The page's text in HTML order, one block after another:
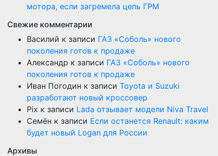
мотора, если загремела цепь ГРМ
Свежие комментарии
Василий к записи ГАЗ «Соболь» нового
поколения готов к продаже
Александр к записи ГАЗ «Соболь» нового
поколения готов к продаже
Иван Погодин к записи Toyota и Suzuki
разработают новый кроссовер
Pix к записи Lada отзывает модели Niva Travel
Семён к записи Если останется Renault: каким
будет новый Logan для России
Архивы